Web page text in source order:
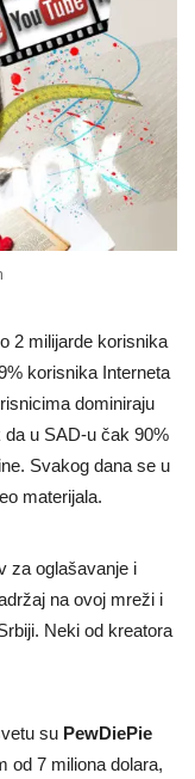
2 milijarde korisnika
korisnika Interneta
dominiraju
da u SAD-u čak 90%
Svakog dana se u
materijala.
za oglašavanje i
na ovoj mreži i
Neki od kreatora
su PewDiePie
od 7 miliona dolara,